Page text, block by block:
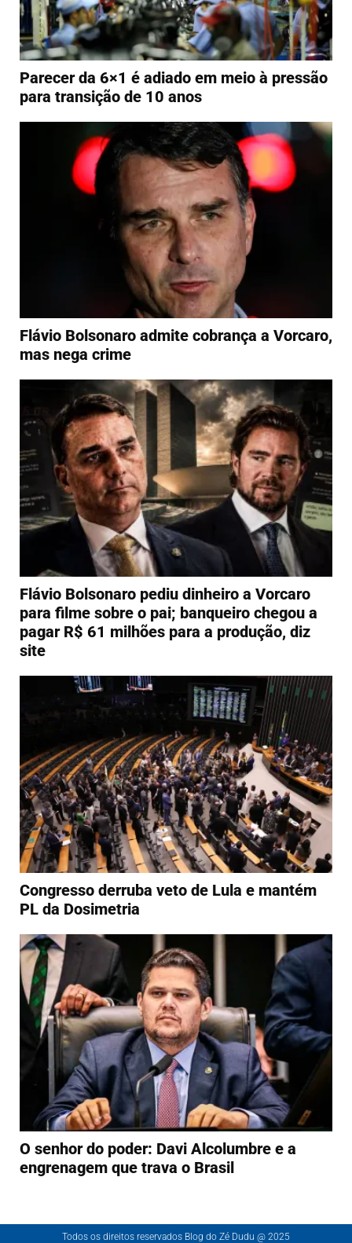
Parecer da 6×1 é adiado em meio à pressão
para transição de 10 anos
Flávio Bolsonaro admite cobrança a Vorcaro,
mas nega crime
Flávio Bolsonaro pediu dinheiro a Vorcaro
para filme sobre o pai; banqueiro chegou a
pagar R$ 61 milhões para a produção, diz
site
Congresso derruba veto de Lula e mantém
PL da Dosimetria
O senhor do poder: Davi Alcolumbre e a
engrenagem que trava o Brasil
Todos os direitos reservados Blog do Zé Dudu @ 2025